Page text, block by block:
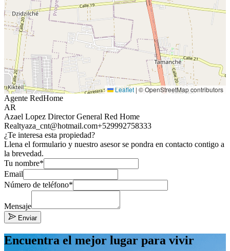
Leaflet |© OpenStreetMap contributors
Agente RedHome
AR
Azael Lopez Director General Red Home
Realtyaza_cnt@hotmail.com+529992758333
¿Te interesa esta propiedad?
Llena el formulario y nuestro asesor se pondra en contacto contigo a
la brevedad.
Tu nombre*
Email
Número de teléfono*
Mensaje
Enviar
Encuentra el mejor lugar para vivir